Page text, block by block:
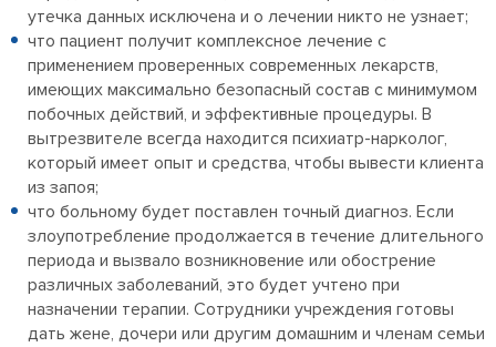
утечка данных исключена и о лечении никто не узнает;
что пациент получит комплексное лечение с
применением проверенных современных лекарств,
имеющих максимально безопасный состав с минимумом
побочных действий, и эффективные процедуры. В
вытрезвителе всегда находится психиатр-нарколог,
который имеет опыт и средства, чтобы вывести клиента
из запоя;
что больному будет поставлен точный диагноз. Если
злоупотребление продолжается в течение длительного
периода и вызвало возникновение или обострение
различных заболеваний, это будет учтено при
назначении терапии. Сотрудники учреждения готовы
дать жене, дочери или другим домашним и членам семьи